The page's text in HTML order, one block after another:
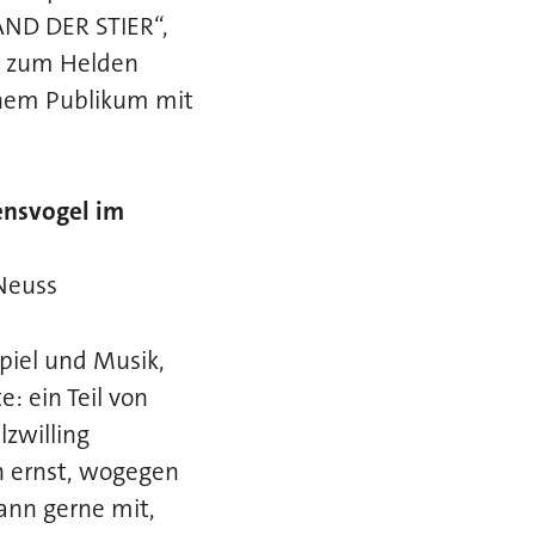
DER STIER“,
Helden
Publikum mit
im
und Musik,
ein Teil von
ernst, wogegen
gerne mit,